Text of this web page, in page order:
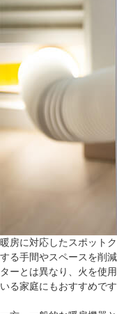
暖房に対応したスポット
する手間やスペースを削
ターとは異なり、火を使
いる家庭にもおすすめです